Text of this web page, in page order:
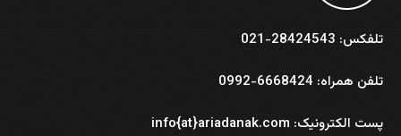
تلفکس: 28424543-021
تلفن همراه: 6668424-0992
پست الکترونیک: info{at}ariadanak.com